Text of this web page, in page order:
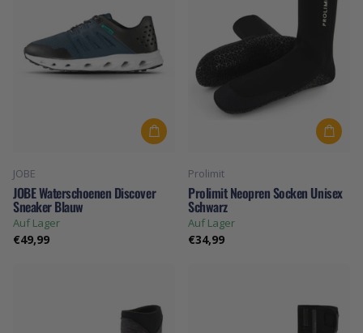
JOBE
JOBE Waterschoenen Discover
Sneaker Blauw
Auf Lager
€49,99
Prolimit
Prolimit Neopren Socken Unisex
Schwarz
Auf Lager
€34,99